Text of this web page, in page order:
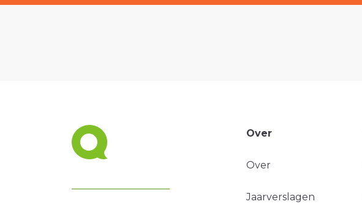
Over
Over
Jaarverslagen